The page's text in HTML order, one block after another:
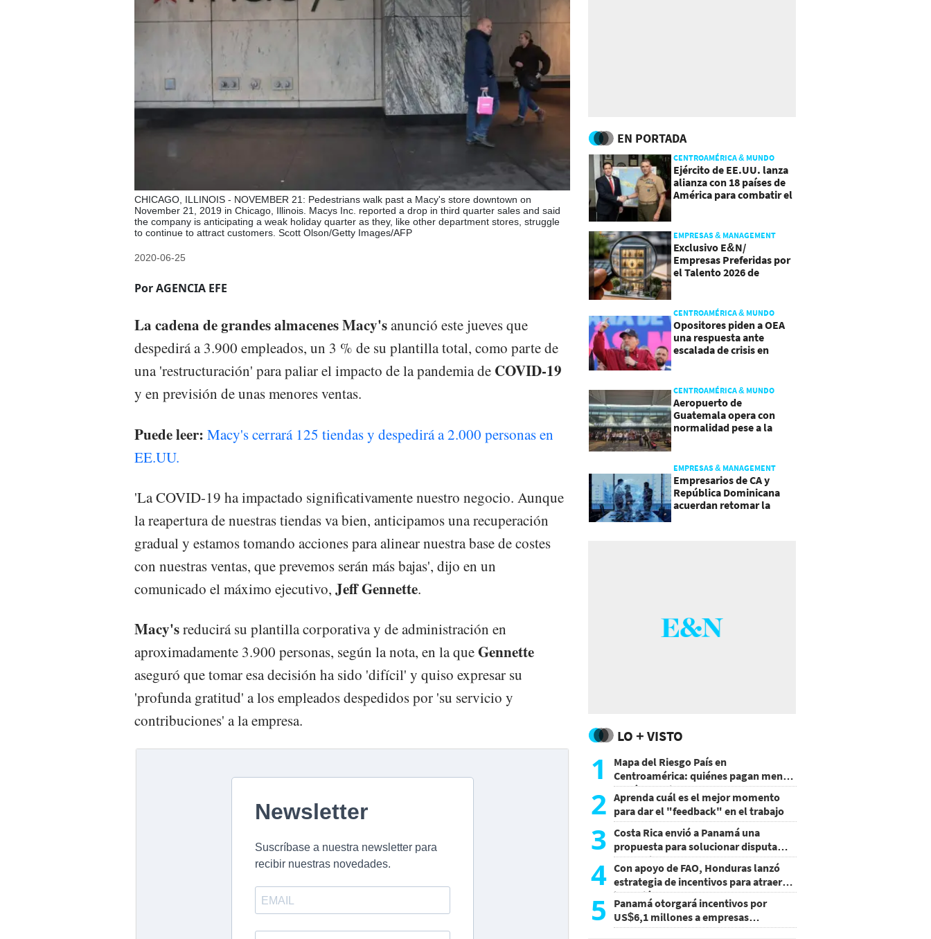
CHICAGO, ILLINOIS - NOVEMBER 21: Pedestrians walk past a Macy's store downtown on
November 21, 2019 in Chicago, Illinois. Macys Inc. reported a drop in third quarter sales and said
the company is anticipating a weak holiday quarter as they, like other department stores, struggle
to continue to attract customers. Scott Olson/Getty Images/AFP
2020-06-25
Por AGENCIA EFE
La cadena de grandes almacenes Macy'sanunció este jueves que
despedirá a 3.900 empleados, un 3 % de su plantilla total, como parte de
una 'restructuración' para paliar el impacto de la pandemia de COVID-19
y en previsión de unas menores ventas.
Puede leer: Macy's cerrará 125 tiendas y despedirá a 2.000 personas en
EE.UU.
'La COVID-19 ha impactado significativamente nuestro negocio. Aunque
la reapertura de nuestras tiendas va bien, anticipamos una recuperación
gradual y estamos tomando acciones para alinear nuestra base de costes
con nuestras ventas, que prevemos serán más bajas', dijo en un
comunicado el máximo ejecutivo, Jeff Gennette.
Macy'sreducirá su plantilla corporativa y de administración en
aproximadamente 3.900 personas, según la nota, en la queGennette
aseguró que tomar esa decisión ha sido 'difícil' y quiso expresar su
'profunda gratitud' a los empleados despedidos por 'su servicio y
contribuciones' a la empresa.
EN PORTADA
CENTROAMÉRICA & MUNDO
Ejército de EE.UU. lanza
alianza con 18 países de
América para combatir el
EMPRESAS & MANAGEMENT
Exclusivo E&N/
Empresas Preferidas por
el Talento 2026 de
CENTROAMÉRICA & MUNDO
Opositores piden a OEA
una respuesta ante
escalada de crisis en
CENTROAMÉRICA & MUNDO
Aeropuerto de
Guatemala opera con
normalidad pese a la
EMPRESAS & MANAGEMENT
Empresarios de CA y
República Dominicana
acuerdan retomar la
LO + VISTO
1
Mapa del Riesgo País en
Centroamérica: quiénes pagan menos
y cuáles mejoraron
2 Aprenda cuál es el mejor momento
para dar el "feedback" en el trabajo
3 Costa Rica envió a Panamá una
propuesta para solucionar disputa
comercial
4 Con apoyo de FAO, Honduras lanzó
estrategia de incentivos para atraer
inversión al agro
5
Panamá otorgará incentivos por
US$6,1 millones a empresas
agroexportadoras